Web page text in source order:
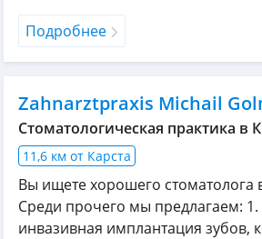
Подробнее
Zahnarztpraxis Michail
Стоматологическая практика в
11,6 км от Карста
Вы ищете хорошего стоматолога
Среди прочего мы предлагаем:
инвазивная имплантация зубов,